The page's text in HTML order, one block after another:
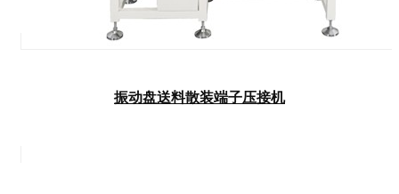
振动盘送料散装端子压接机